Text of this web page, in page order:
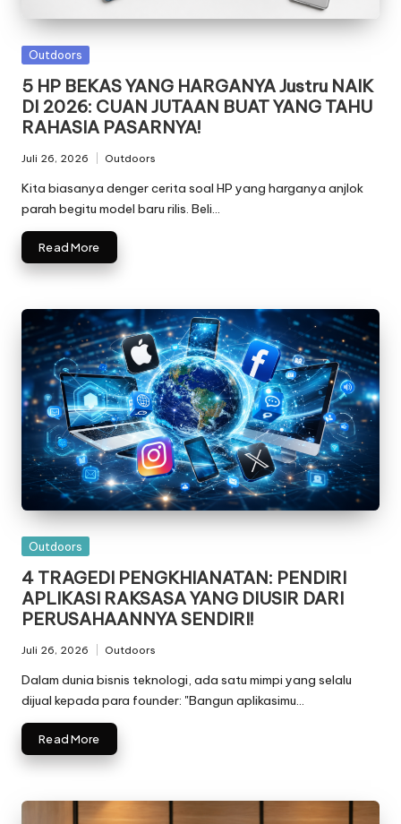
o
g
i
T
e
r
b
a
r
u
2
0
2
5
-
I
n
o
v
a
s
i
d
a
n
T
Posted
Outdoors
5 HP BEKAS YANG HARGANYA Justru NAIK
DI 2026: CUAN JUTAAN BUAT YANG TAHU
RAHASIA PASARNYA!
Juli 26, 2026
Posted
in
Outdoors
Kita biasanya denger cerita soal HP yang harganya anjlok
parah begitu model baru rilis. Beli…
Read More
Posted
Outdoors
4 TRAGEDI PENGKHIANATAN: PENDIRI
APLIKASI RAKSASA YANG DIUSIR DARI
PERUSAHAANNYA SENDIRI!
Juli 26, 2026
Posted
in
Outdoors
Dalam dunia bisnis teknologi, ada satu mimpi yang selalu
dijual kepada para founder: "Bangun aplikasimu…
Read More